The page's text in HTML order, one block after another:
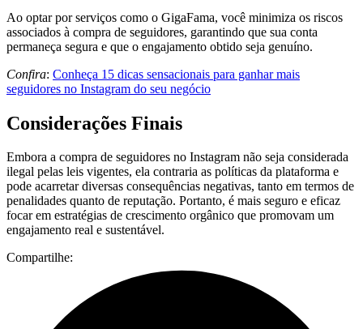
Ao optar por serviços como o GigaFama, você minimiza os riscos
associados à compra de seguidores, garantindo que sua conta
permaneça segura e que o engajamento obtido seja genuíno.
Confira: Conheça 15 dicas sensacionais para ganhar mais
seguidores no Instagram do seu negócio
Considerações Finais
Embora a compra de seguidores no Instagram não seja considerada
ilegal pelas leis vigentes, ela contraria as políticas da plataforma e
pode acarretar diversas consequências negativas, tanto em termos de
penalidades quanto de reputação. Portanto, é mais seguro e eficaz
focar em estratégias de crescimento orgânico que promovam um
engajamento real e sustentável.
Compartilhe: